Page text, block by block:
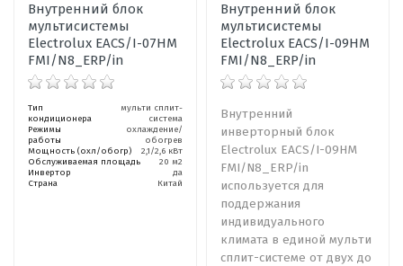
Внутренний блок
мультисистемы
Electrolux EACS/I-07HM
FMI/N8_ERP/in
Тип
кондиционера
мульти сплит-
система
Режимы
работы
охлаждение/
обогрев
Мощность (охл/обогр)
2,1/2,6 кВт
Обслуживаемая площадь
20 м2
Инвертор
да
Страна
Китай
Внутренний блок
мультисистемы
Electrolux EACS/I-09HM
FMI/N8_ERP/in
Внутренний
инверторный блок
Electrolux EACS/I-09HM
FMI/N8_ERP/in
используется для
поддержания
индивидуального
климата в единой мульти
сплит-системе от двух до